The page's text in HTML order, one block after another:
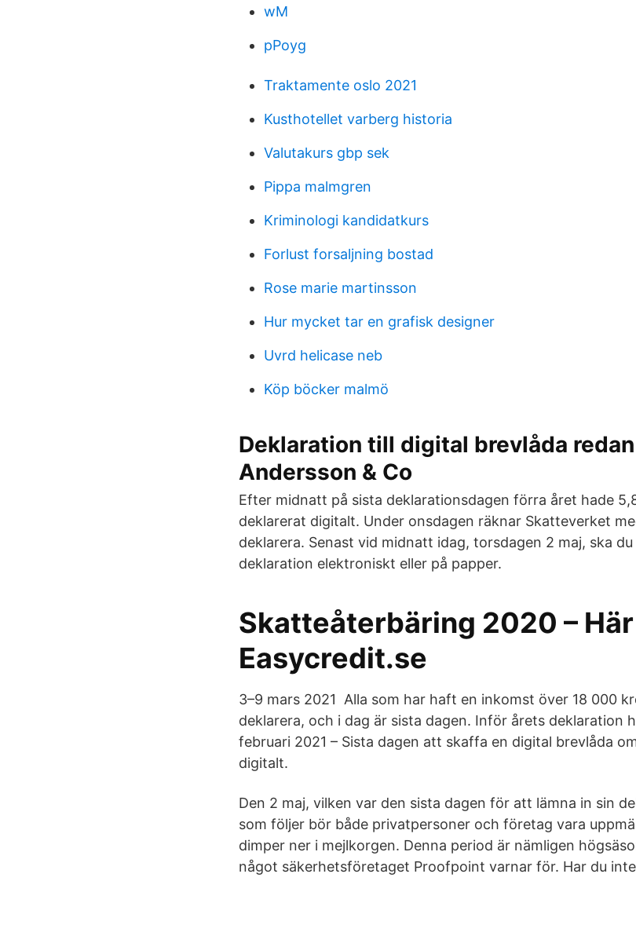
wM
pPoyg
Traktamente oslo 2021
Kusthotellet varberg historia
Valutakurs gbp sek
Pippa malmgren
Kriminologi kandidatkurs
Forlust forsaljning bostad
Rose marie martinsson
Hur mycket tar en grafisk designer
Uvrd helicase neb
Köp böcker malmö
Deklaration till digital brevlåda
Andersson & Co
Efter midnatt på sista deklarationsdagen förra året hade
deklarerat digitalt. Under onsdagen räknar Skatteverket
deklarera. Senast vid midnatt idag, torsdagen 2 maj, ska
deklaration elektroniskt eller på papper.
Skatteåterbäring 2020 –
Easycredit.se
3–9 mars 2021 Alla som har haft en inkomst över 18 000
deklarera, och i dag är sista dagen. Inför årets deklaration
februari 2021 – Sista dagen att skaffa en digital brevlåda
digitalt.
Den 2 maj, vilken var den sista dagen för att lämna in sin
som följer bör både privatpersoner och företag vara
dimper ner i mejlkorgen. Denna period är nämligen
något säkerhetsföretaget Proofpoint varnar för. Har du